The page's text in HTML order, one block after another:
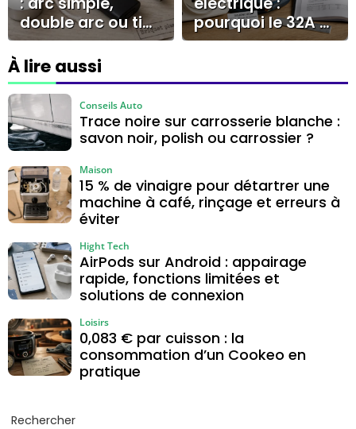
double arc ou tige
longue, lequel
choisir ?
pourquoi le 32A et
le circuit dédié
À lire aussi
Trace noire sur carrosserie blanche :
savon noir, polish ou carrossier ?
Conseils Auto
15 % de vinaigre pour détartrer une
machine à café, rinçage et erreurs à
éviter
Maison
AirPods sur Android : appairage
rapide, fonctions limitées et
solutions de connexion
Hight Tech
0,083 € par cuisson : la
consommation d’un Cookeo en
pratique
Loisirs
Rechercher